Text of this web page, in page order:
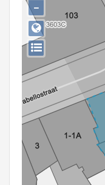
Persoon of collectief
Downloads
Hergebruik
Aanmelden
−